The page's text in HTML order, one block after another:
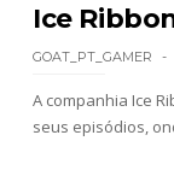
SCSA867- Aug
Agente livre
Ice
GOAT_PT_GAMER
A companhia Ice
seus episódios,